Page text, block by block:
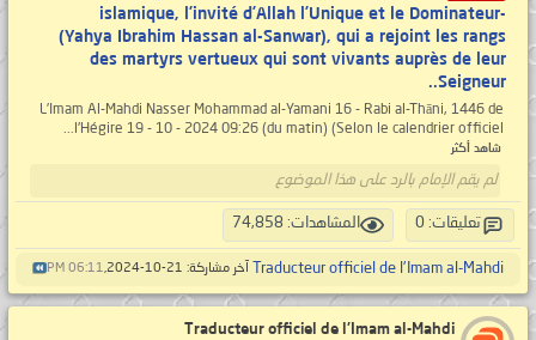
islamique, l’invité d’Allah l’Unique et le Dominateur-
(Yahya Ibrahim Hassan al-Sanwar), qui a rejoint les rangs
des martyrs vertueux qui sont vivants auprès de leur
Seigneur..
L’Imam Al-Mahdi Nasser Mohammad al-Yamani 16 - Rabi al-Thāni, 1446 de
l'Hégire 19 - 10 - 2024 09:26 (du matin) (Selon le calendrier officiel...
شاهد أكثر
لم يقم الإمام بالرد على هذا الموضوع
تعليقات: 0 المشاهدات: 74,858
Traducteur officiel de l'Imam al-Mahdi آخر مشاركة: 21-10-2024, 06:11 PM
Traducteur officiel de l'Imam al-Mahdi